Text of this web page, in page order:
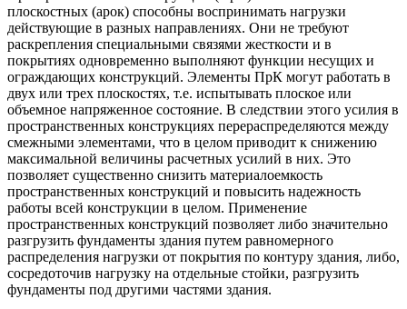
плоскостных (арок) способны воспринимать нагрузки
действующие в разных направлениях. Они не требуют
раскрепления специальными связями жесткости и в
покрытиях одновременно выполняют функции несущих и
ограждающих конструкций. Элементы ПрК могут работать в
двух или трех плоскостях, т.е. испытывать плоское или
объемное напряженное состояние. В следствии этого усилия в
пространственных конструкциях перераспределяются между
смежными элементами, что в целом приводит к снижению
максимальной величины расчетных усилий в них. Это
позволяет существенно снизить материалоемкость
пространственных конструкций и повысить надежность
работы всей конструкции в целом. Применение
пространственных конструкций позволяет либо значительно
разгрузить фундаменты здания путем равномерного
распределения нагрузки от покрытия по контуру здания, либо,
сосредоточив нагрузку на отдельные стойки, разгрузить
фундаменты под другими частями здания.